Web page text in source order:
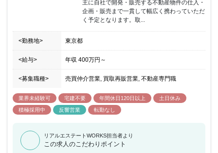
です。完全反響営業を実現しており、信託系業者様からの紹介案件
多数ございます。また同ポジションにおいては未経験も積極的に採
用を進めておりますので、これから不動産業界にチャレンジしてい
きたい方や仕入れ担当として成長中企業の中で更なるキャリアアッ
プを目指していきたい方にもお勧めの案件となっております。
主に自社で開発・販売する不動産物件の仕入・
企画・販売まで一貫して幅広く携わっていただ
く予定となります。取...
<勤務地> 東京都
<給与> 年収 400万円 ～
<募集職種> 売買仲介営業, 買取再販営業, 不動産専門職
業界未経験可 宅建不要 年間休日120日以上
土日休み
積極採用中
反響営業 転勤なし
リアルエステートWORKS担当者より
この求人のこだわりポイント